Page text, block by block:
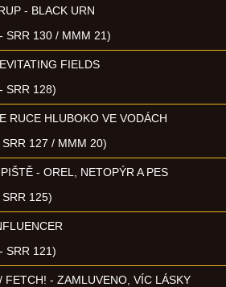
- BLACK URN
SRR 130 / MMM 21)
FIELDS
SRR 128)
RUCE HLUBOKO VE VODÁCH
127 / MMM 20)
- OREL, NETOPÝR A PES
125)
SRR 121)
FETCH! - ZAMLUVENO, VÍC LÁSKY